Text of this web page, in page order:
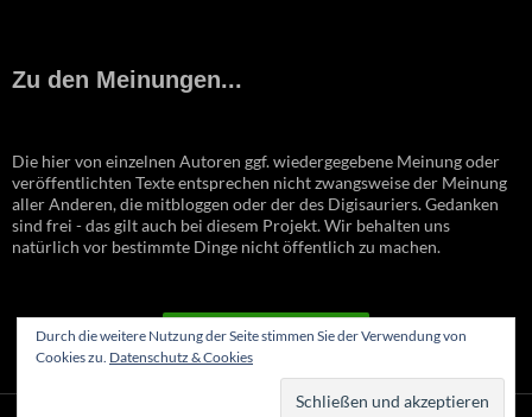
Zu den Meinungen...
Die hier von einzelnen Autoren ggf. wiedergegebene Meinung oder
veröffentlichten Texte entsprechen nicht zwangsweise der Meinung
aller Anderen, die mitbloggen oder der des Digisauriers. Gedanken
sind frei - das gilt auch bei diesem Projekt. Wir behalten uns
natürlich vor bestimmte Dinge nicht öffentlich zu machen.
VERTRAG WIDERRUFEN
Durch die weitere Nutzung der Seite stimmen Sie der Verwendung von
Cookies zu. Datenschutz & Cookies